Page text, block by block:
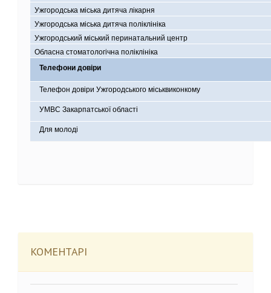
Ужгородська міська дитяча лікарня
Ужгородська міська дитяча поліклініка
Ужгородський міський перинатальний центр
Обласна стоматологічна поліклініка
Телефони довіри
Телефон довіри Ужгородського міськвиконкому
УМВС Закарпатської області
Для молоді
КОМЕНТАРІ